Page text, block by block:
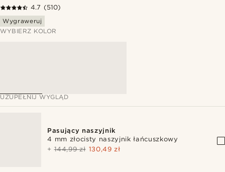
4.7 (510)
Wygraweruj
WYBIERZ KOLOR
UZUPEŁNIJ WYGLĄD
Pasujący naszyjnik
4 mm złocisty naszyjnik łańcuszkowy
+144,99 zł 130,49 zł